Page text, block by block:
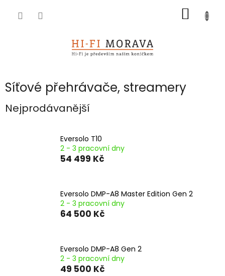
KOŠÍK
Síťové přehrávače, streamery
Nejprodávanější
Eversolo T10
2 - 3 pracovní dny
54 499 Kč
Eversolo DMP-A8 Master Edition Gen 2
2 - 3 pracovní dny
64 500 Kč
Eversolo DMP-A8 Gen 2
2 - 3 pracovní dny
49 500 Kč